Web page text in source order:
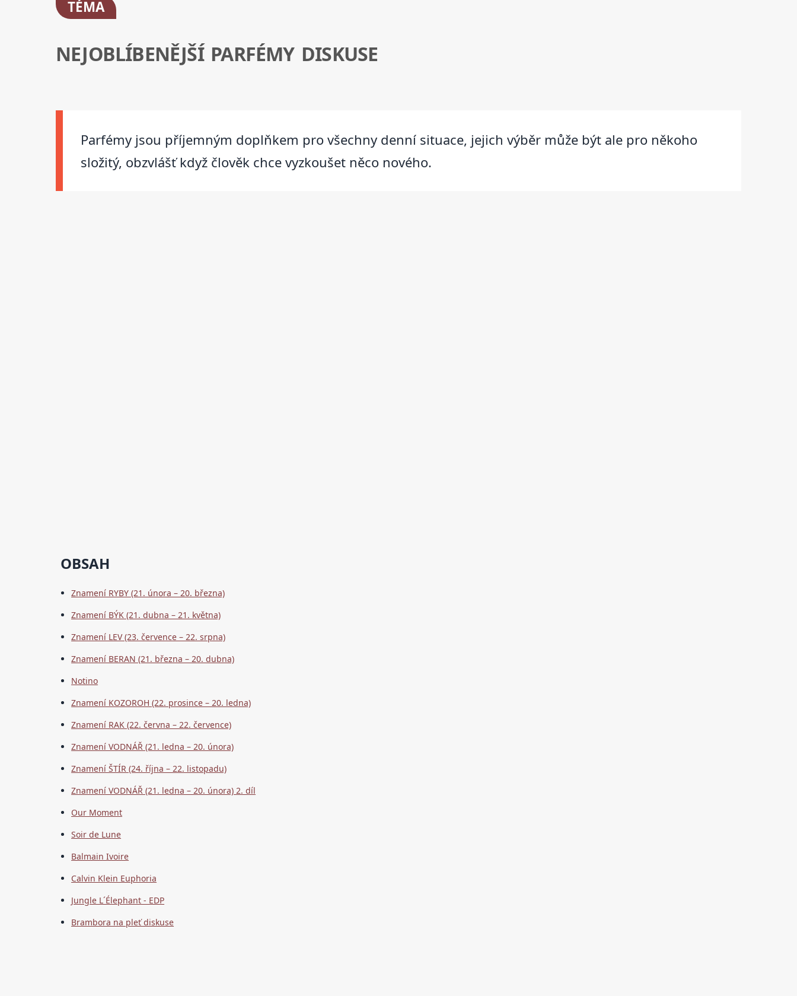
TÉMA
NEJOBLÍBENĚJŠÍ PARFÉMY DISKUSE
Parfémy jsou příjemným doplňkem pro všechny denní situace, jejich výběr může být ale pro někoho
složitý, obzvlášť když člověk chce vyzkoušet něco nového.
OBSAH
Znamení RYBY (21. února – 20. března)
Znamení BÝK (21. dubna – 21. května)
Znamení LEV (23. července – 22. srpna)
Znamení BERAN (21. března – 20. dubna)
Notino
Znamení KOZOROH (22. prosince – 20. ledna)
Znamení RAK (22. června – 22. července)
Znamení VODNÁŘ (21. ledna – 20. února)
Znamení ŠTÍR (24. října – 22. listopadu)
Znamení VODNÁŘ (21. ledna – 20. února) 2. díl
Our Moment
Soir de Lune
Balmain Ivoire
Calvin Klein Euphoria
Jungle L´Élephant - EDP
Brambora na pleť diskuse